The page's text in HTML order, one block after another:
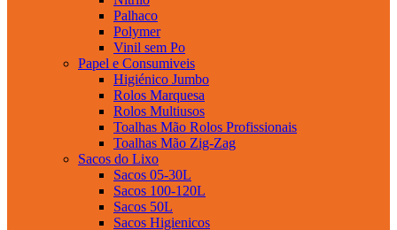
Palhaco
Polymer
Vinil sem Po
Papel e Consumiveis
Higiénico Jumbo
Rolos Marquesa
Rolos Multiusos
Toalhas Mão Rolos Profissionais
Toalhas Mão Zig-Zag
Sacos do Lixo
Sacos 05-30L
Sacos 100-120L
Sacos 50L
Sacos Higienicos